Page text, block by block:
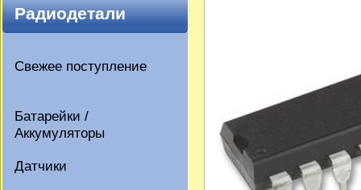
Радиодетали
Свежее поступление
Батарейки /
Аккумуляторы
Датчики